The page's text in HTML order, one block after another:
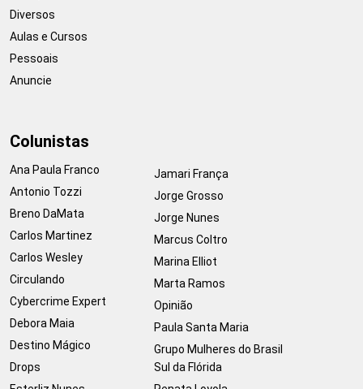
Diversos
Aulas e Cursos
Pessoais
Anuncie
Colunistas
Ana Paula Franco
Antonio Tozzi
Breno DaMata
Carlos Martinez
Carlos Wesley
Circulando
Cybercrime Expert
Debora Maia
Destino Mágico
Drops
Jamari França
Jorge Grosso
Jorge Nunes
Marcus Coltro
Marina Elliot
Marta Ramos
Opinião
Paula Santa Maria
Grupo Mulheres do Brasil
Sul da Flórida